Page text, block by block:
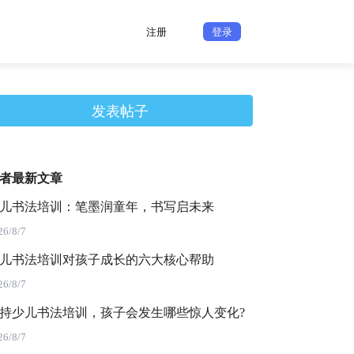
注册 登录
发表帖子
最新文章
书法培训：笔墨润童年，书写启未来
8/7
书法培训对孩子成长的六大核心帮助
8/7
少儿书法培训，孩子会发生哪些惊人变化?
8/7